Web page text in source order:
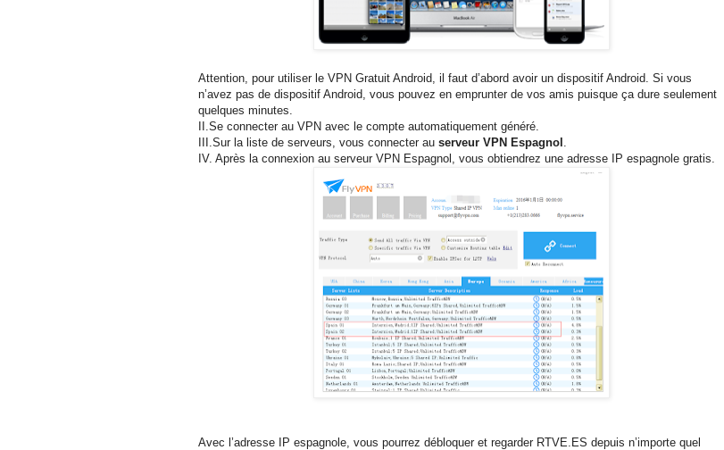
Attention, pour utiliser le VPN Gratuit Android, il faut d’abord avoir un dispositif Android. Si vous
n’avez pas de dispositif Android, vous pouvez en emprunter de vos amis puisque ça dure seulement
quelques minutes.
II.Se connecter au VPN avec le compte automatiquement généré.
III.Sur la liste de serveurs, vous connecter au serveur VPN Espagnol
IV. Après la connexion au serveur VPN Espagnol, vous obtiendrez une adresse IP espagnole gratis.
Avec l’adresse IP espagnole, vous pourrez débloquer et regarder RTVE.ES depuis n’importe quel